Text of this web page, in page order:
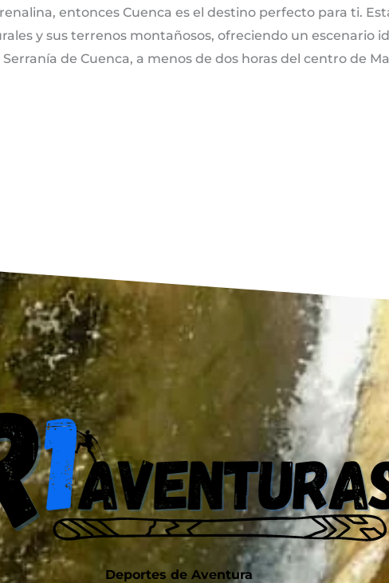
entonces Cuenca es el destino perfecto para ti.
y sus terrenos montañosos, ofreciendo un escenario
de Cuenca, a menos de dos horas del centro de
Deportes de Aventura